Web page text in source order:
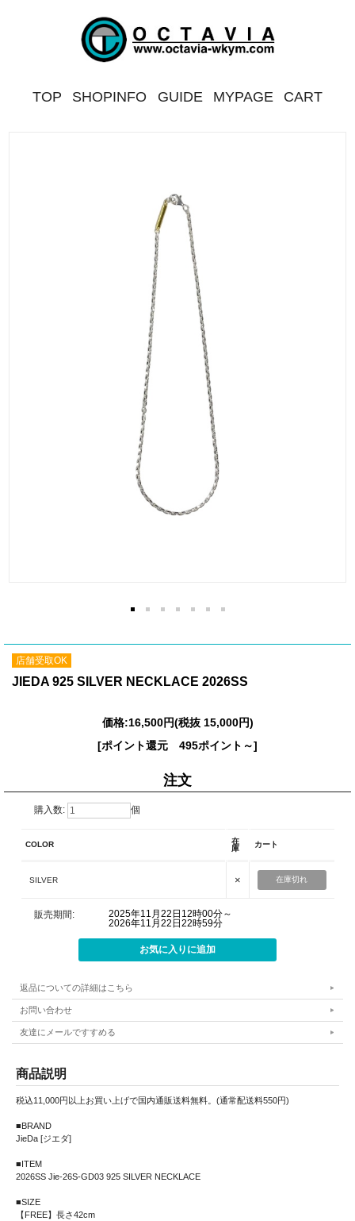
TOP SHOPINFO GUIDE MYPAGE CART
店舗受取OK
JIEDA 925 SILVER NECKLACE 2026SS
価格:16,500円(税抜 15,000円)
[ポイント還元 495ポイント～]
注文
購入数: 個
COLOR
在
庫
カート
SILVER × 在庫切れ
販売期間:
2025年11月22日12時00分～
2026年11月22日22時59分
返品についての詳細はこちら
お問い合わせ
友達にメールですすめる
商品説明
税込11,000円以上お買い上げで国内通販送料無料。(通常配送料550円)
■BRAND
JieDa [ジエダ]
■ITEM
2026SS Jie-26S-GD03 925 SILVER NECKLACE
■SIZE
【FREE】長さ42cm